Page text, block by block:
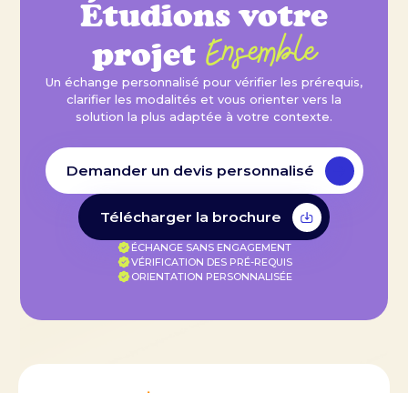
Étudions votre
projet Ensemble
Un échange personnalisé pour vérifier les prérequis,
clarifier les modalités et vous orienter vers la
solution la plus adaptée à votre contexte.
Demander un devis personnalisé
Télécharger la brochure
ÉCHANGE SANS ENGAGEMENT
VÉRIFICATION DES PRÉ-REQUIS
ORIENTATION PERSONNALISÉE